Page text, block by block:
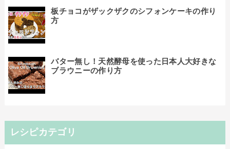
板チョコがザックザクのシフォンケーキの作り
方
バター無し！天然酵母を使った日本人大好きな
ブラウニーの作り方
レシピカテゴリ